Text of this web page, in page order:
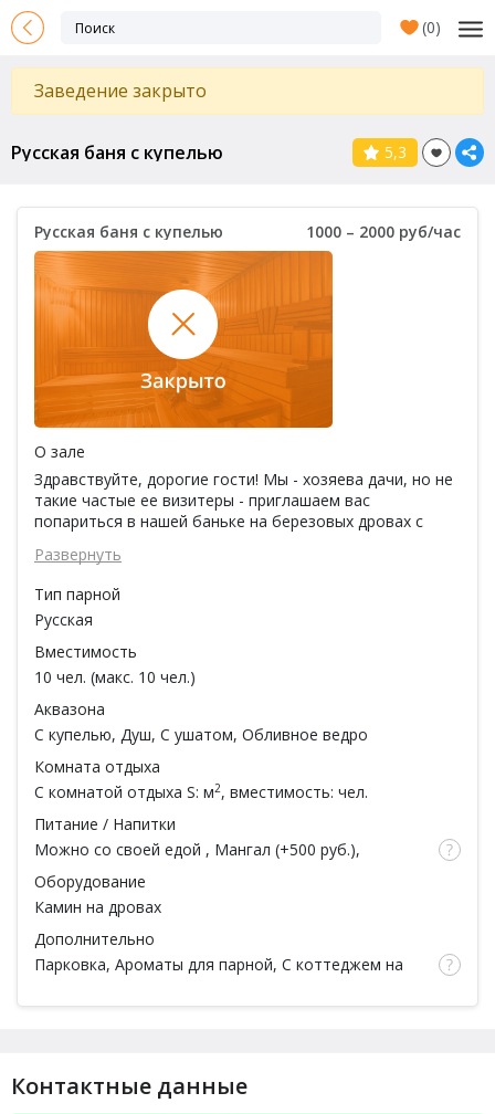
(0)
Заведение закрыто
Русская баня с купелью 5,3
Русская баня с купелью 1000 – 2000 руб/час
О зале
Здравствуйте, дорогие гости! Мы - хозяева дачи, но не
такие частые ее визитеры - приглашаем вас
попариться в нашей баньке на березовых дровах с
распоряжении свежие полотенца и простыни, банные
шапочки, посуда и травы для чаепития, а также
обмывочная с душем, купелью и чанами и парная с
соляной стеной. Если одной бани вам мало, вы можете
разместиться в аккуратной комнате на втором этаже,
по цене договоримся.
дизайном и, конечно, дровяным жаром от печей.
Приезжайте и вы, будет рады вам!
По ценам:
1000р/час: компания до 5 человек включительно.
2000р/час: компания из 6 человек и более.
200р/шт.: березовые и дубовые веники.
Развернуть
Тип парной
Русская
Вместимость
10 чел. (макс. 10 чел.)
Аквазона
С купелью, Душ, С ушатом, Обливное ведро
Комната отдыха
С комнатой отдыха S: м2, вместимость: чел.
Питание / Напитки
Можно со своей едой , Мангал (+500 руб.),
Обеденная зона, Чай
Оборудование
Камин на дровах
Дополнительно
Парковка, Ароматы для парной, С коттеджем на
Посуда,Есть веники(+200 руб.), Березовый,
Контактные данные